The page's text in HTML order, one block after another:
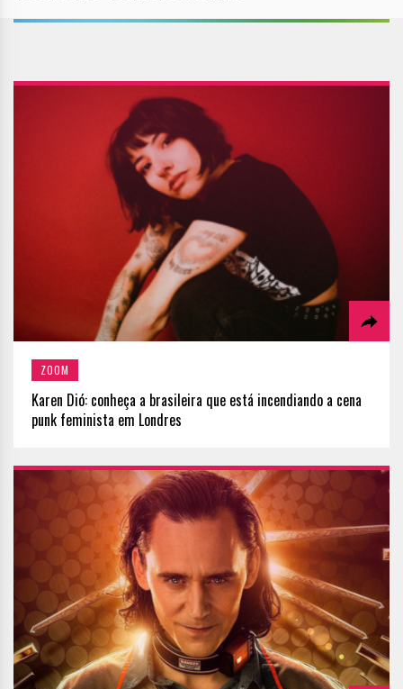
ZOOM
Karen Dió: conheça a brasileira que está incendiando a cena
punk feminista em Londres